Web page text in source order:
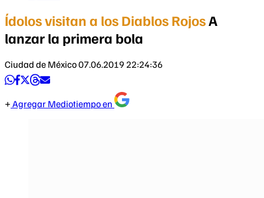
Ídolos visitan a los Diablos RojosA
lanzar la primera bola
Ciudad de México07.06.2019 22:24:36
Agregar Mediotiempo en